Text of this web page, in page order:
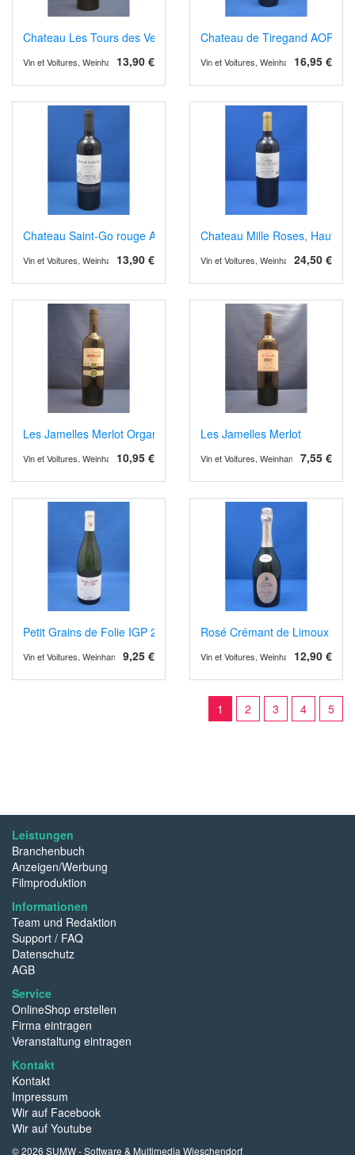
Chateau Les Tours des Verdots AOPCotes de Bergerac 2021 rot,
13,90 €
Vin et Voitures, Weinhandel und Weinimport
Chateau de Tiregand AOP
16,95 €
Vin et Voitures, Weinhandel und
Chateau Saint-Go rouge AOP Saint Mont 2019
13,90 €
Vin et Voitures, Weinhandel und Weinimport
Chateau Mille Roses, Haut
24,50 €
Vin et Voitures, Weinhandel und
Les Jamelles Merlot Organic
10,95 €
Vin et Voitures, Weinhandel und Weinimport
Les Jamelles Merlot
7,55 €
Vin et Voitures, Weinhandel und
Petit Grains de Folie IGP 2022/4
9,25 €
Vin et Voitures, Weinhandel und Weinimport
Rosé Crémant de Limoux
12,90 €
Vin et Voitures, Weinhandel und
1 2 3 4 5
Leistungen
Branchenbuch
Anzeigen/Werbung
Filmproduktion
Informationen
Team und Redaktion
Support / FAQ
Datenschutz
AGB
Service
OnlineShop erstellen
Firma eintragen
Veranstaltung eintragen
Kontakt
Kontakt
Impressum
Wir auf Facebook
Wir auf Youtube
© 2026 SUMW - Software & Multimedia Wieschendorf